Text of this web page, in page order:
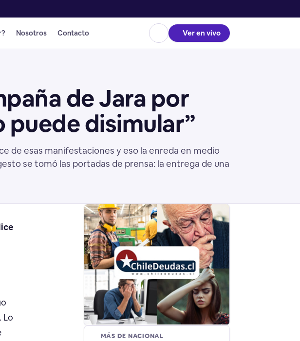
Nosotros Contacto Ver en vivo
de Jara por
puede disimular”
de esas manifestaciones y eso la enreda en medio
se tomó las portadas de prensa: la entrega de una
Lo
MÁS DE NACIONAL